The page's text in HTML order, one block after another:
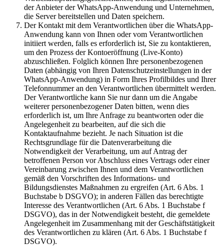
der Anbieter der WhatsApp-Anwendung und Unternehmen,
die Server bereitstellen und Daten speichern.
Der Kontakt mit dem Verantwortlichen über die WhatsApp-
Anwendung kann von Ihnen oder vom Verantwortlichen
initiiert werden, falls es erforderlich ist, Sie zu kontaktieren,
um den Prozess der Kontoeröffnung (Live-Konto)
abzuschließen. Folglich können Ihre personenbezogenen
Daten (abhängig von Ihren Datenschutzeinstellungen in der
WhatsApp-Anwendung) in Form Ihres Profilbildes und Ihrer
Telefonnummer an den Verantwortlichen übermittelt werden.
Der Verantwortliche kann Sie nur dann um die Angabe
weiterer personenbezogener Daten bitten, wenn dies
erforderlich ist, um Ihre Anfrage zu beantworten oder die
Angelegenheit zu bearbeiten, auf die sich die
Kontaktaufnahme bezieht. Je nach Situation ist die
Rechtsgrundlage für die Datenverarbeitung die
Notwendigkeit der Verarbeitung, um auf Antrag der
betroffenen Person vor Abschluss eines Vertrags oder einer
Vereinbarung zwischen Ihnen und dem Verantwortlichen
gemäß den Vorschriften des Informations- und
Bildungsdienstes Maßnahmen zu ergreifen (Art. 6 Abs. 1
Buchstabe b DSGVO); in anderen Fällen das berechtigte
Interesse des Verantwortlichen (Art. 6 Abs. 1 Buchstabe f
DSGVO), das in der Notwendigkeit besteht, die gemeldete
Angelegenheit im Zusammenhang mit der Geschäftstätigkeit
des Verantwortlichen zu klären (Art. 6 Abs. 1 Buchstabe f
DSGVO).